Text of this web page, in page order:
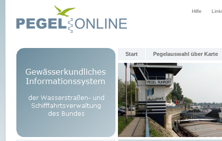
Hilfe
Start Pegelauswahl über Karte